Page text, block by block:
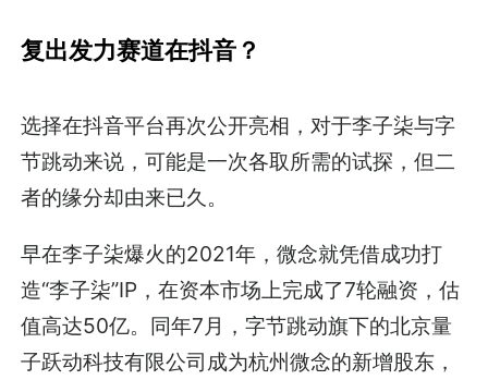
复出发力赛道在抖音？
选择在抖音平台再次公开亮相，对于李子柒与字
节跳动来说，可能是一次各取所需的试探，但二
者的缘分却由来已久。
早在李子柒爆火的2021年，微念就凭借成功打
造“李子柒”IP，在资本市场上完成了7轮融资，估
值高达50亿。同年7月，字节跳动旗下的北京量
子跃动科技有限公司成为杭州微念的新增股东，